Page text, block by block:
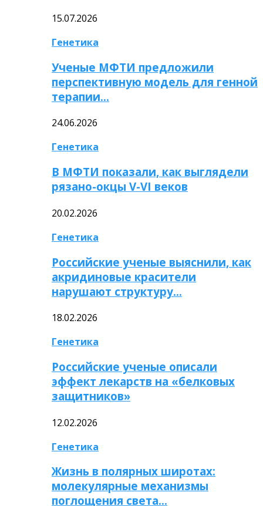
15.07.2026
Генетика
Ученые МФТИ предложили
перспективную модель для генной
терапии…
24.06.2026
Генетика
В МФТИ показали, как выглядели
рязано-окцы V-VI веков
20.02.2026
Генетика
Российские ученые выяснили, как
акридиновые красители
нарушают структуру…
18.02.2026
Генетика
Российские ученые описали
эффект лекарств на «белковых
защитников»
12.02.2026
Генетика
Жизнь в полярных широтах:
молекулярные механизмы
поглощения света…